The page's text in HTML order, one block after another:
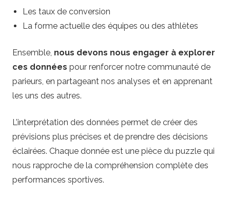
Les taux de conversion
La forme actuelle des équipes ou des athlètes
Ensemble, nous devons nous engager à explorer
ces données pour renforcer notre communauté de
parieurs, en partageant nos analyses et en apprenant
les uns des autres.
L’interprétation des données permet de créer des
prévisions plus précises et de prendre des décisions
éclairées. Chaque donnée est une pièce du puzzle qui
nous rapproche de la compréhension complète des
performances sportives.